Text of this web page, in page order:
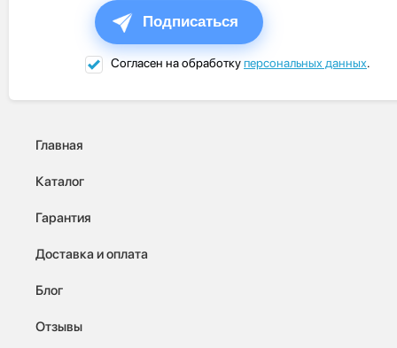
Подписаться
Согласен на обработкуперсональных данных.
Главная
Каталог
Гарантия
Доставка и оплата
Блог
Отзывы